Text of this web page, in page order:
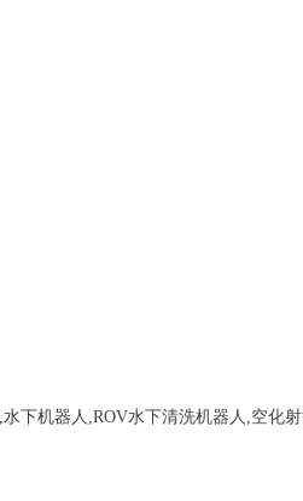
下机器人,ROV水下清洗机器人,空化射